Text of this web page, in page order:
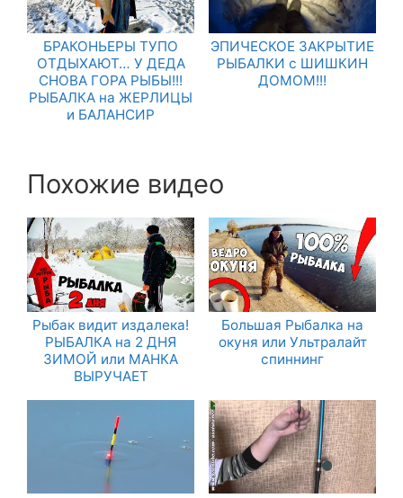
БРАКОНЬЕРЫ ТУПО
ОТДЫХАЮТ… У ДЕДА
СНОВА ГОРА РЫБЫ!!!
РЫБАЛКА на ЖЕРЛИЦЫ
и БАЛАНСИР
ЭПИЧЕСКОЕ ЗАКРЫТИЕ
РЫБАЛКИ с ШИШКИН
ДОМОМ!!!
Похожие видео
Рыбак видит издалека!
РЫБАЛКА на 2 ДНЯ
ЗИМОЙ или МАНКА
ВЫРУЧАЕТ
Большая Рыбалка на
окуня или Ультралайт
спиннинг